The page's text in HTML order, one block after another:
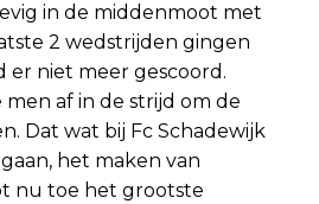
in de middenmoot met
2 wedstrijden gingen
er niet meer gescoord.
af in de strijd om de
Dat wat bij Fc Schadewijk
het maken van
nu toe het grootste